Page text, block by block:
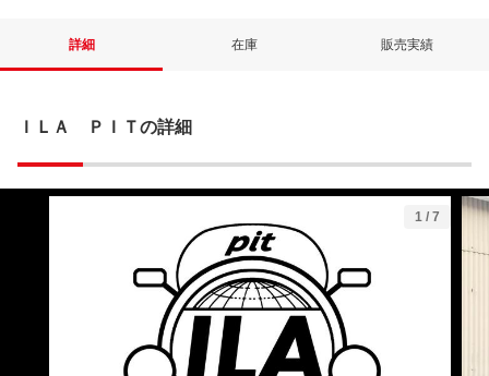
詳細 在庫 販売実績
ＩＬＡ ＰＩＴの詳細
1 / 7